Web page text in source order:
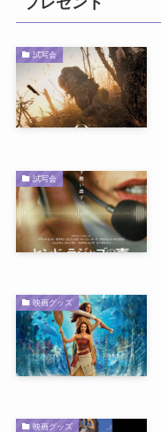
試写会
試写会
映画グッズ
映画グッズ